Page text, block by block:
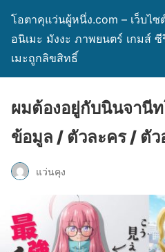
โอตาคุแว่นผู้หนึ่ง.com – เว็บไ
อนิเมะ มังงะ ภาพยนตร์ เกมส์
เมะถูกลิขสิทธิ์
ผมต้องอยู่กับนินจานี
ข้อมูล / ตัวละคร / ตัว
แว่นคุง